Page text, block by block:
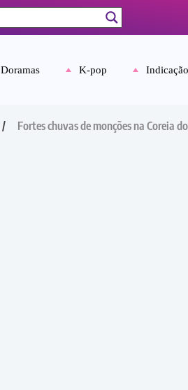
Doramas K-pop Indicação
Fortes chuvas de monções na Coreia